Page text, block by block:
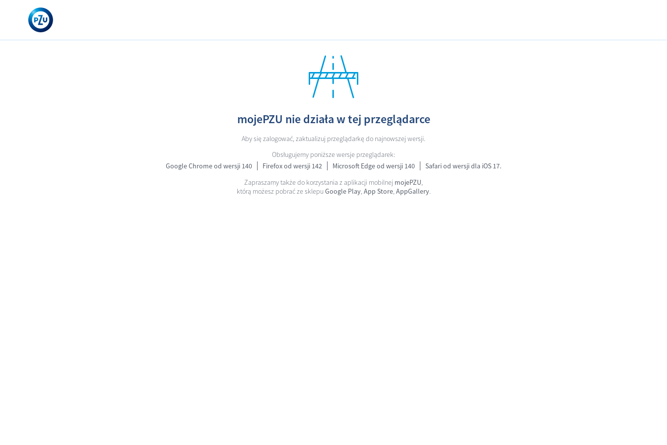
mojePZU nie działa w tej przeglądarce
Aby się zalogować, zaktualizuj przeglądarkę do najnowszej wersji.
Obsługujemy poniższe wersje przeglądarek:
Google Chrome od wersji 140
Firefox od wersji 142 Microsoft Edge od wersji 140
Safari od wersji dla iOS 17.
Zapraszamy także do korzystania z aplikacji mobilnej mojePZU,
którą możesz pobrać ze sklepu Google Play,App Store,AppGallery.